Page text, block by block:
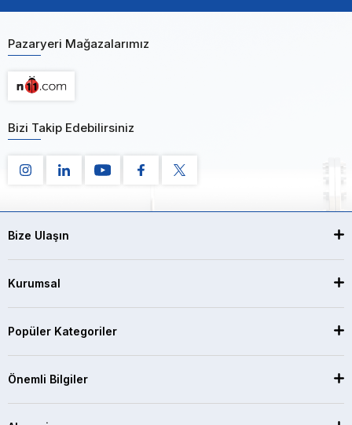
Pazaryeri Mağazalarımız
Bizi Takip Edebilirsiniz
Bize Ulaşın
Kurumsal
Popüler Kategoriler
Önemli Bilgiler